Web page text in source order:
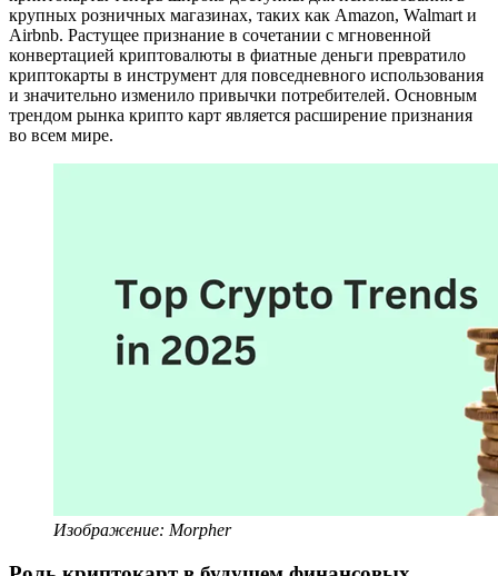
крупных розничных магазинах, таких как Amazon, Walmart и
Airbnb. Растущее признание в сочетании с мгновенной
конвертацией криптовалюты в фиатные деньги превратило
криптокарты в инструмент для повседневного использования
и значительно изменило привычки потребителей. Основным
трендом рынка крипто карт является расширение признания
во всем мире.
Изображение: Morpher